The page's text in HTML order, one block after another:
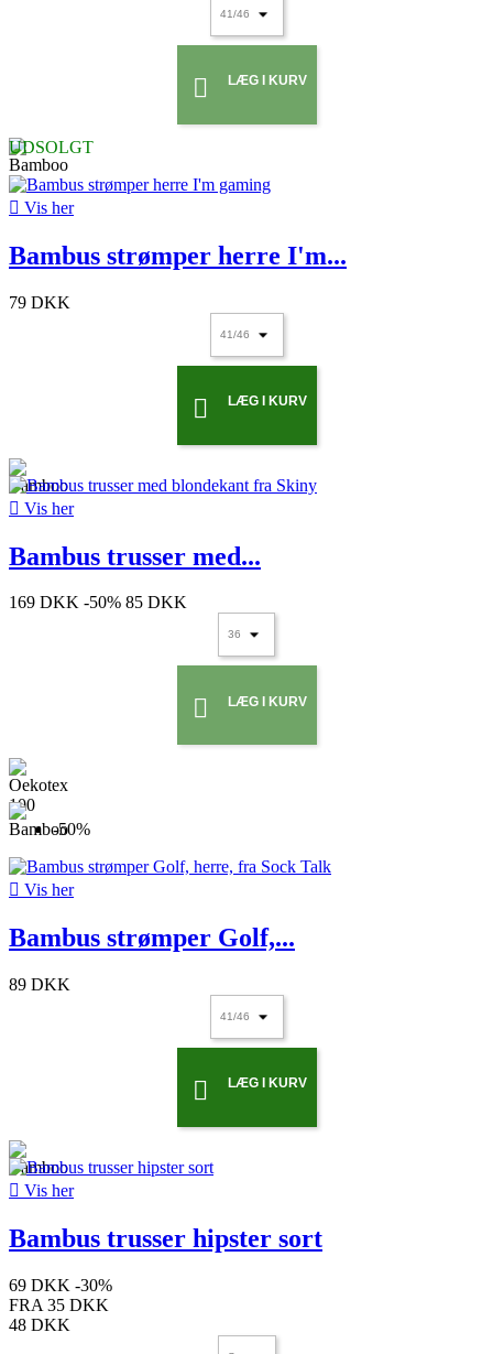
 LÆG I KURV
UDSOLGT
 Vis her
Bambus strømper herre I'm...
79 DKK
 LÆG I KURV
 Vis her
Bambus trusser med...
169 DKK -50% 85 DKK
 LÆG I KURV
-50%
 Vis her
Bambus strømper Golf,...
89 DKK
 LÆG I KURV
 Vis her
Bambus trusser hipster sort
69 DKK -30%
FRA 35 DKK
48 DKK